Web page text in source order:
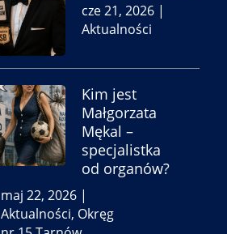
cze 21, 2026|
Aktualności
Kim jest
Małgorzata
Mękal –
specjalistka
od organów?
maj 22, 2026|
Aktualności, Okręg